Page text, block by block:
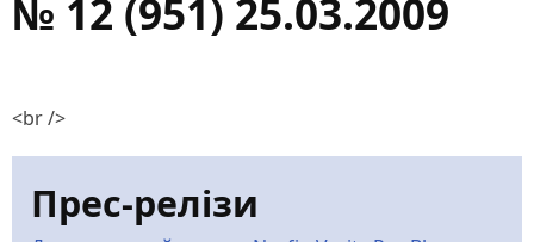
№ 12 (951) 25.03.2009
<br />
Прес-релізи